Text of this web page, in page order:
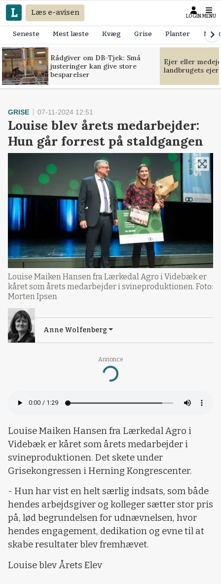
Læs e-avisen LOGIN MENU
Seneste Mest læste Kvæg Grise Planter
Rådgiver om DB-Tjek: Små
justeringer kan give store
besparelser
Ejer eller
landbrugets
Annonce
Loading...
GRISE 07-11-2024 12:51
Louise blev årets medarbejder:
Hun går forrest på staldgangen
Louise Maiken Hansen fra Lærkedal Agro i Videbæk er
kåret som årets medarbejder i svineproduktionen. Foto:
Morten Ipsen
Anne Wolfenberg
Louise Maiken Hansen fra Lærkedal Agro i
Videbæk er kåret som årets medarbejder i
svineproduktionen. Det skete under
Grisekongressen i Herning Kongrescenter.
- Hun har vist en helt særlig indsats, som både
hendes arbejdsgiver og kolleger sætter stor pris
på, lød begrundelsen for udnævnelsen, hvor
hendes engagement, dedikation og evne til at
skabe resultater blev fremhævet.
Louise blev Årets Elev